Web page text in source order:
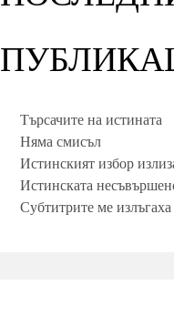
Търсачите на истината
Няма смисъл
Истинският избор
Истинската
Субтитрите ме излъгаха